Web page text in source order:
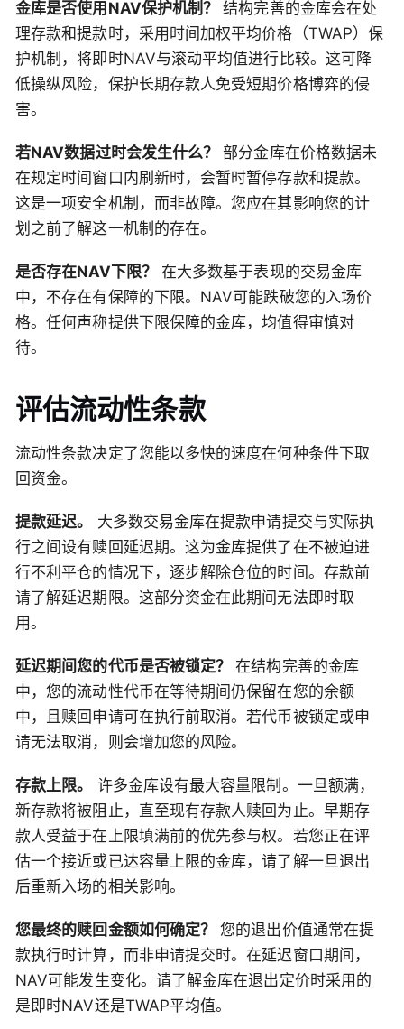
金库是否使用NAV保护机制？
结构完善的金库会在处
理存款和提款时，采用时间加权平均价格（TWAP）保
护机制，将即时NAV与滚动平均值进行比较。这可降
低操纵风险，保护长期存款人免受短期价格博弈的侵
害。
若NAV数据过时会发生什么？
部分金库在价格数据未
在规定时间窗口内刷新时，会暂时暂停存款和提款。
这是一项安全机制，而非故障。您应在其影响您的计
划之前了解这一机制的存在。
是否存在NAV下限？
在大多数基于表现的交易金库
中，不存在有保障的下限。NAV可能跌破您的入场价
格。任何声称提供下限保障的金库，均值得审慎对
待。
评估流动性条款
流动性条款决定了您能以多快的速度在何种条件下取
回资金。
提款延迟。
大多数交易金库在提款申请提交与实际执
行之间设有赎回延迟期。这为金库提供了在不被迫进
行不利平仓的情况下，逐步解除仓位的时间。存款前
请了解延迟期限。这部分资金在此期间无法即时取
用。
延迟期间您的代币是否被锁定？
在结构完善的金库
中，您的流动性代币在等待期间仍保留在您的余额
中，且赎回申请可在执行前取消。若代币被锁定或申
请无法取消，则会增加您的风险。
存款上限。
许多金库设有最大容量限制。一旦额满，
新存款将被阻止，直至现有存款人赎回为止。早期存
款人受益于在上限填满前的优先参与权。若您正在评
估一个接近或已达容量上限的金库，请了解一旦退出
后重新入场的相关影响。
您最终的赎回金额如何确定？
您的退出价值通常在提
款执行时计算，而非申请提交时。在延迟窗口期间，
NAV可能发生变化。请了解金库在退出定价时采用的
是即时NAV还是TWAP平均值。